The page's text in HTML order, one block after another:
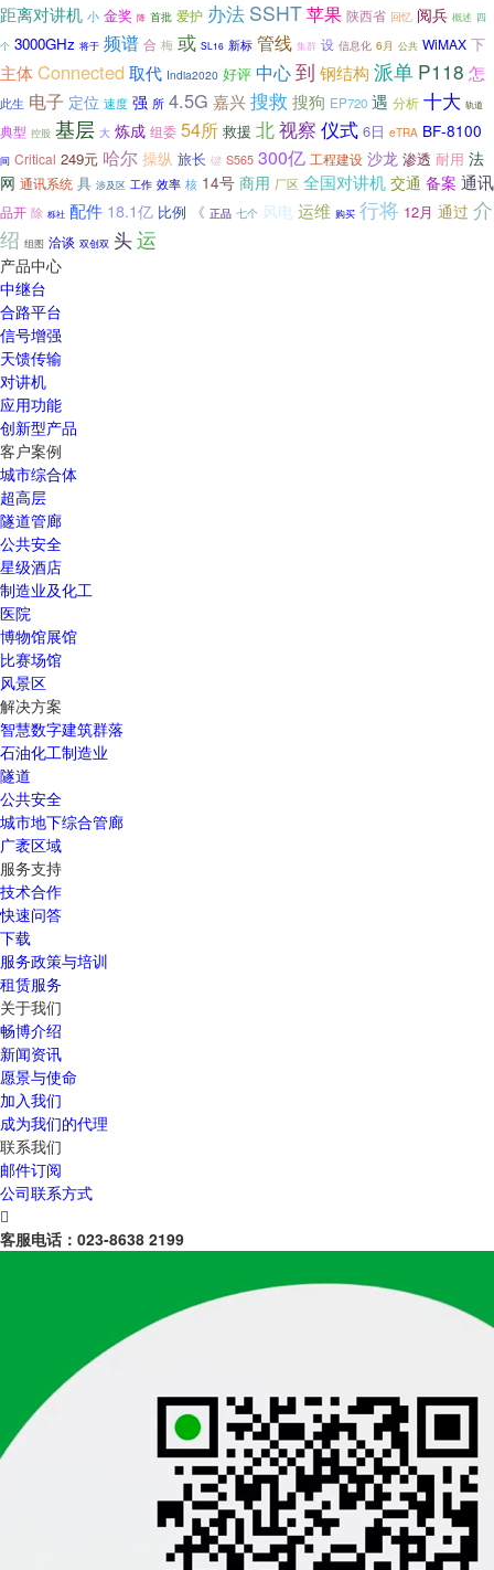
距离对讲机 小 金奖 降 首批 爱护 办法 SSHT苹果 陕西省 回忆 阅兵 概述 四
个 3000GHz 将于 频谱 合 梅 或 SL16 新标 管线 集群 设 信息化 6月 公共 WiMAX 下
主体Connected 取代 India2020 好评 中心到 钢结构 派单 P118 怎
此生 电子 定位 速度 强 所 4.5G 嘉兴搜救 搜狗 EP720 遇 分析 十大 轨道
典型 控股 基层 大 炼成 组委 54所 救援 北视察 仪式 6日 eTRA BF-8100
间 Critical 249元 哈尔 操纵 旅长 键 S565 300亿 工程建设 沙龙 渗透 耐用 法
网 通讯系统 具 涉及区 工作 效率 核 14号 商用 厂区 全国对讲机 交通 备案 通讯
品开 除 栎社 配件 18.1亿 比例 《 正品 七个 风电 运维 购买 行将 12月 通过 介
绍 组图 洽谈 双创双 头运
产品中心
中继台
合路平台
信号增强
天馈传输
对讲机
应用功能
创新型产品
客户案例
城市综合体
超高层
隧道管廊
公共安全
星级酒店
制造业及化工
医院
博物馆展馆
比赛场馆
风景区
解决方案
智慧数字建筑群落
石油化工制造业
隧道
公共安全
城市地下综合管廊
广袤区域
服务支持
技术合作
快速问答
下载
服务政策与培训
租赁服务
关于我们
畅博介绍
新闻资讯
愿景与使命
加入我们
成为我们的代理
联系我们
邮件订阅
公司联系方式

客服电话： 023-8638 2199